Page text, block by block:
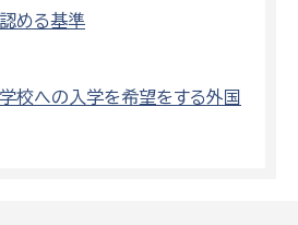
める基準
校への入学を希望をする外国